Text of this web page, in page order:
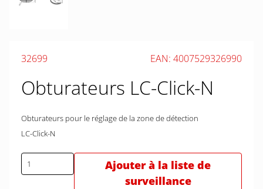
32699 EAN: 4007529326990
Obturateurs LC-Click-N
Obturateurs pour le réglage de la zone de détection
LC-Click-N
Ajouter à la liste de
surveillance